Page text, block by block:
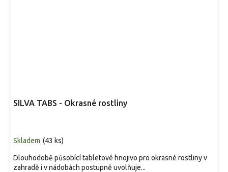
SILVA TABS - Okrasné rostliny
Skladem (43 ks)
Dlouhodobě působící tabletové hnojivo pro okrasné rostliny v
zahradě i v nádobách postupně uvolňuje...